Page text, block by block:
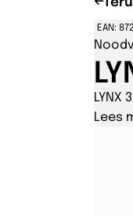
EAN:
LYNX
Lees